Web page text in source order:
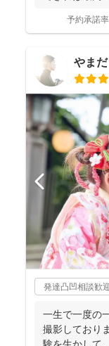
予約承諾率
やま
発達凸凹相談歓
一生で一度の
撮影しており
験を生かして